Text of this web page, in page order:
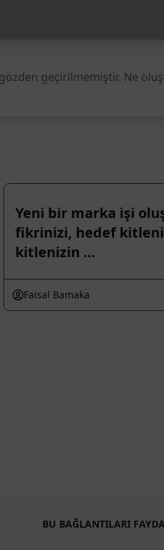
geçirilmemiştir. Ne
Yeni bir marka işi
fikrinizi, hedef
kitlenizin …
Faisal Bamaka
BU BAĞLANTILARI